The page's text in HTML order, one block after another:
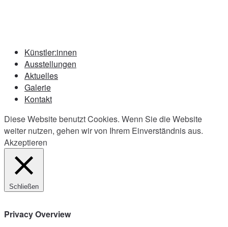
Künstler:innen
Ausstellungen
Aktuelles
Galerie
Kontakt
Diese Website benutzt Cookies. Wenn Sie die Website
weiter nutzen, gehen wir von Ihrem Einverständnis aus.
Akzeptieren
Schließen
Privacy Overview